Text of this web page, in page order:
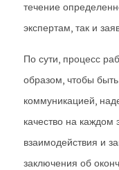
течение
экспертам, так и
По сути, процесс
образом, чтобы
коммуникацией,
качество на каждом
взаимодействия и
заключения об